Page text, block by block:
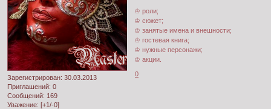
Зарегистрирован: 30.03.2013
Приглашений: 0
Сообщений: 169
Уважение: [+1/-0]
♔ роли;
♔ сюжет;
♔ занятые имена и внешности;
♔ гостевая книга;
♔ нужные персонажи;
♔ акции.
0